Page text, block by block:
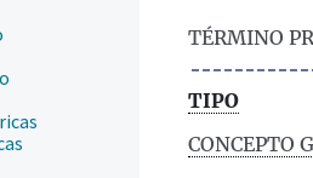
TÉRMINO
TIPO
CONCEPTO